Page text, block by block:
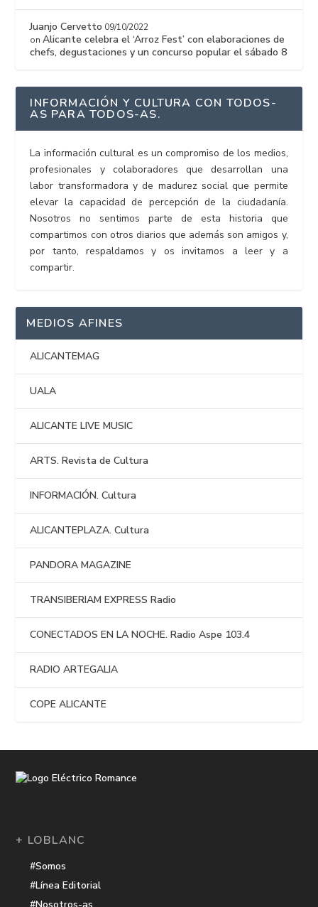
Juanjo Cervetto 09/10/2022
onAlicante celebra el ‘Arroz Fest’ con elaboraciones de
chefs, degustaciones y un concurso popular el sábado 8
INFORMACIÓN Y CULTURA CON TODOS-
AS PARA TODOS-AS.
La información cultural es un compromiso de los medios,
profesionales y colaboradores que desarrollan una
labor transformadora y de madurez social que permite
elevar la capacidad de percepción de la ciudadanía.
Nosotros no sentimos parte de esta historia que
compartimos con otros diarios que además son amigos y,
por tanto, respaldamos y os invitamos a leer y a
compartir.
MEDIOS AFINES
ALICANTEMAG
UALA
ALICANTE LIVE MUSIC
ARTS. Revista de Cultura
INFORMACIÓN. Cultura
ALICANTEPLAZA. Cultura
PANDORA MAGAZINE
TRANSIBERIAM EXPRESS Radio
CONECTADOS EN LA NOCHE. Radio Aspe 103.4
RADIO ARTEGALIA
COPE ALICANTE
+ LOBLANC
#Somos
#Línea Editorial